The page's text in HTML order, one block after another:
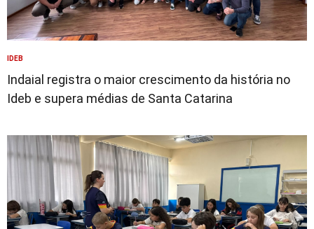
IDEB
Indaial registra o maior crescimento da história no
Ideb e supera médias de Santa Catarina